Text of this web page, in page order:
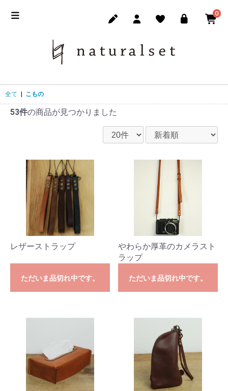
0
全て こもの
53件の商品が見つかりました
レザーストラップ
ただいま品切れ中です。
やわらか厚革のカメラスト
ラップ
ただいま品切れ中です。